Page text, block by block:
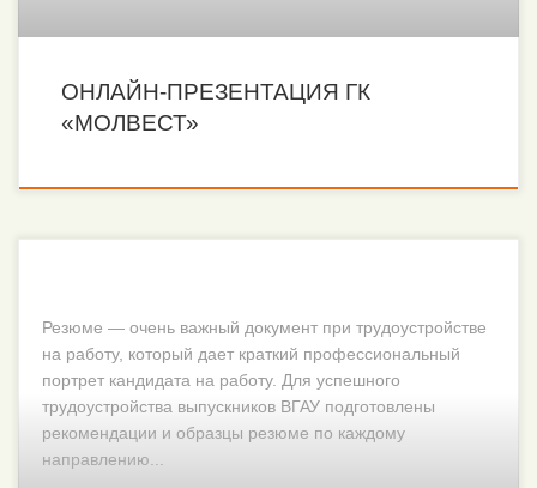
ОНЛАЙН-ПРЕЗЕНТАЦИЯ ГК
«МОЛВЕСТ»
Резюме — очень важный документ при трудоустройстве
на работу, который дает краткий профессиональный
портрет кандидата на работу. Для успешного
трудоустройства выпускников ВГАУ подготовлены
рекомендации и образцы резюме по каждому
направлению...